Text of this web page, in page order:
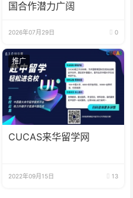
国合作潜力广阔
2026年07月29日 0
推广
CUCAS来华留学网
2022年09月15日 13